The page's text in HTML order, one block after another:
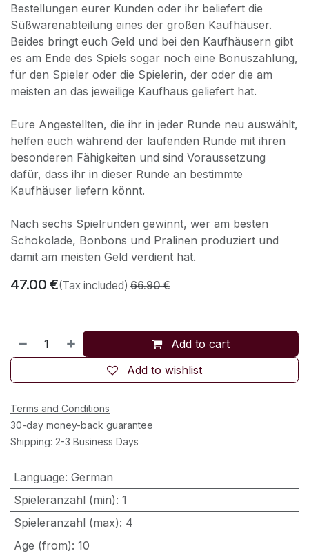
Bestellungen eurer Kunden oder ihr beliefert die
Süßwarenabteilung eines der großen Kaufhäuser.
Beides bringt euch Geld und bei den Kaufhäusern gibt
es am Ende des Spiels sogar noch eine Bonuszahlung,
für den Spieler oder die Spielerin, der oder die am
meisten an das jeweilige Kaufhaus geliefert hat.
Eure Angestellten, die ihr in jeder Runde neu auswählt,
helfen euch während der laufenden Runde mit ihren
besonderen Fähigkeiten und sind Voraussetzung
dafür, dass ihr in dieser Runde an bestimmte
Kaufhäuser liefern könnt.
Nach sechs Spielrunden gewinnt, wer am besten
Schokolade, Bonbons und Pralinen produziert und
damit am meisten Geld verdient hat.
47.00 €(Tax included) 66.90€
Add to cart
Add to wishlist
Terms and Conditions
30-day money-back guarantee
Shipping: 2-3 Business Days
Language: German
Spieleranzahl (min): 1
Spieleranzahl (max): 4
Age (from): 10